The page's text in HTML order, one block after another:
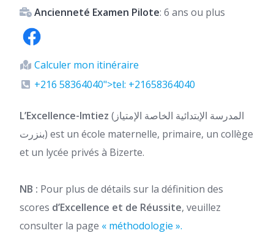
Ancienneté Examen Pilote: 6 ans ou plus
Calculer mon itinéraire
+216 58364040">tel: +21658364040
L’Excellence-Imtiez (المدرسة الإبتدائية الخاصة الإمتياز
بنزرت) est un école maternelle, primaire, un collège
et un lycée privés à Bizerte.
NB : Pour plus de détails sur la définition des
scores d’Excellence et de Réussite, veuillez
consulter la page « méthodologie ».